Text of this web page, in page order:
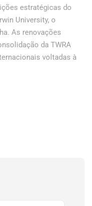
estratégicas do
University, o
As renovações
da TWRA
voltadas à